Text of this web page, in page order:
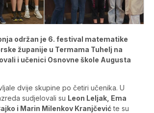
održan je 6. festival matematike
županije u Termama Tuhelj na
i učenici Osnovne škole Augusta
dvije skupine po četiri učenika. U
sudjelovali su Leon Leljak, Ema
i Marin Milenkov Kranjčevićte su